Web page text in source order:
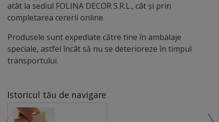
atât la sediul FOLINA DECOR S.R.L., cât și prin
completarea cererii online.
Produsele sunt expediate către tine în ambalaje
speciale, astfel încât să nu se deterioreze în timpul
transportului.
Istoricul tău de navigare